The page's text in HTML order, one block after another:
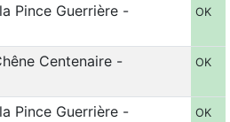
Pince Guerrière -
OK
Centenaire -
OK
Pince Guerrière -
OK